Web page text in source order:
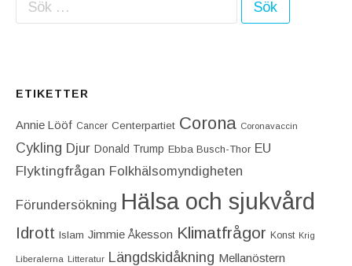
ETIKETTER
Annie Lööf Cancer Centerpartiet‎ Corona Coronavaccin
Cykling Djur Donald Trump Ebba Busch-Thor EU
Flyktingfrågan Folkhälsomyndigheten
Förundersökning Hälsa och sjukvård
Idrott Islam Jimmie Åkesson Klimatfrågor Konst Krig
Liberalerna Litteratur Längdskidåkning Mellanöstern